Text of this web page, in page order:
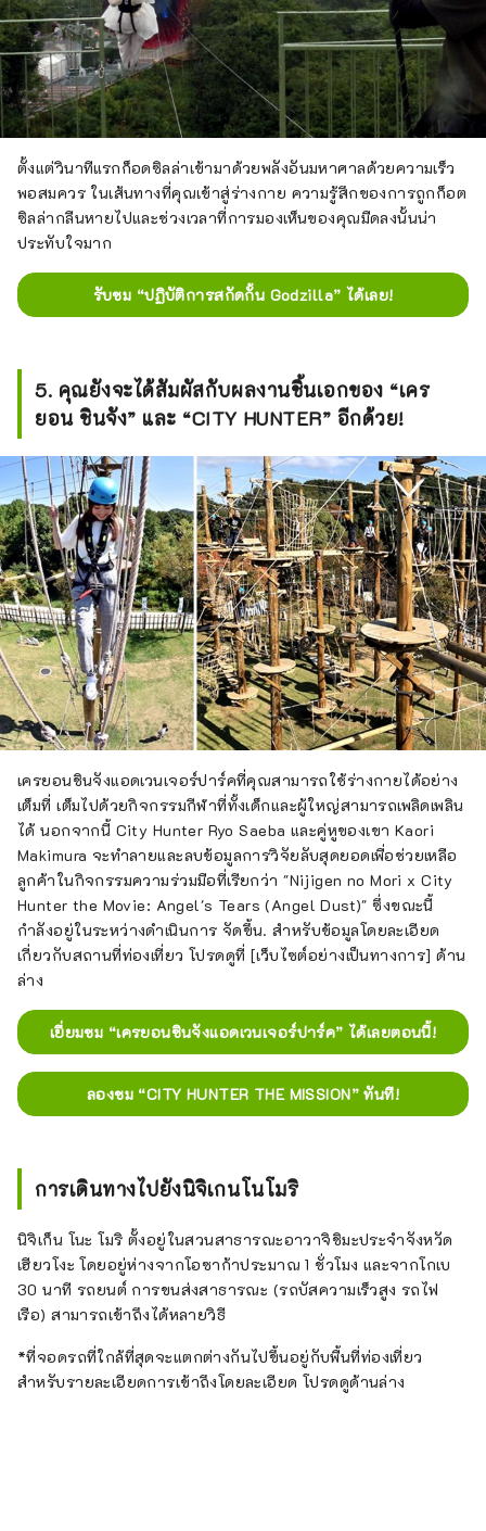
ตั้งแต่วินาทีแรกก็อดซิลล่าเข้ามาด้วยพลังอันมหาศาลด้วยความเร็ว
พอสมควร ในเส้นทางที่คุณเข้าสู่ร่างกาย ความรู้สึกของการถูกก็อต
ซิลล่ากลืนหายไปและช่วงเวลาที่การมองเห็นของคุณมืดลงนั้นน่า
ประทับใจมาก
รับชม “ปฏิบัติการสกัดกั้น Godzilla” ได้เลย!
5. คุณยังจะได้สัมผัสกับผลงานชิ้นเอกของ “เคร
ยอน ชินจัง” และ “CITY HUNTER” อีกด้วย!
เครยอนชินจังแอดเวนเจอร์ปาร์คที่คุณสามารถใช้ร่างกายได้อย่าง
เต็มที่ เต็มไปด้วยกิจกรรมกีฬาที่ทั้งเด็กและผู้ใหญ่สามารถเพลิดเพลิน
ได้ นอกจากนี้ City Hunter Ryo Saeba และคู่หูของเขา Kaori
Makimura จะทำลายและลบข้อมูลการวิจัยลับสุดยอดเพื่อช่วยเหลือ
ลูกค้าในกิจกรรมความร่วมมือที่เรียกว่า "Nijigen no Mori x City
Hunter the Movie: Angel's Tears (Angel Dust)" ซึ่งขณะนี้
กำลังอยู่ในระหว่างดำเนินการ จัดขึ้น. สำหรับข้อมูลโดยละเอียด
เกี่ยวกับสถานที่ท่องเที่ยว โปรดดูที่ [เว็บไซต์อย่างเป็นทางการ] ด้าน
ล่าง
เยี่ยมชม “เครยอนชินจังแอดเวนเจอร์ปาร์ค” ได้เลยตอนนี้!
ลองชม “CITY HUNTER THE MISSION” ทันที!
การเดินทางไปยังนิจิเกนโนโมริ
นิจิเก็น โนะ โมริ ตั้งอยู่ในสวนสาธารณะอาวาจิชิมะประจำจังหวัด
เฮียวโงะ โดยอยู่ห่างจากโอซาก้าประมาณ 1 ชั่วโมง และจากโกเบ
30 นาที รถยนต์ การขนส่งสาธารณะ (รถบัสความเร็วสูง รถไฟ
เรือ) สามารถเข้าถึงได้หลายวิธี
*ที่จอดรถที่ใกล้ที่สุดจะแตกต่างกันไปขึ้นอยู่กับพื้นที่ท่องเที่ยว
สำหรับรายละเอียดการเข้าถึงโดยละเอียด โปรดดูด้านล่าง